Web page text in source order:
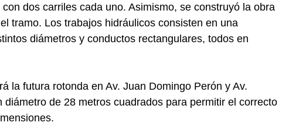
dos carriles cada uno. Asimismo, se construyó la obra
tramo. Los trabajos hidráulicos consisten en una
diámetros y conductos rectangulares, todos en
la futura rotonda en Av. Juan Domingo Perón y Av.
de 28 metros cuadrados para permitir el correcto